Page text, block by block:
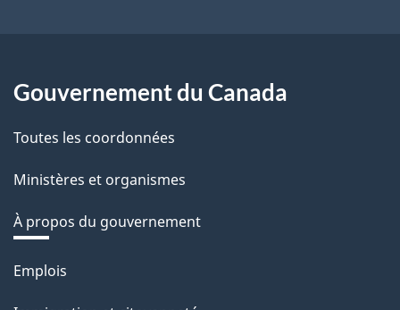
Gouvernement du Canada
Toutes les coordonnées
Ministères et organismes
À propos du gouvernement
Thèmes
Emplois